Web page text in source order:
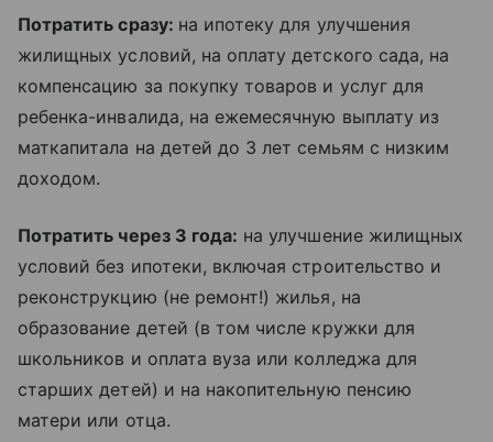
Потратить сразу: на ипотеку для улучшения
жилищных условий, на оплату детского сада, на
компенсацию за покупку товаров и услуг для
ребенка-инвалида, на ежемесячную выплату из
маткапитала на детей до 3 лет семьям с низким
доходом.
Потратить через 3 года: на улучшение жилищных
условий без ипотеки, включая строительство и
реконструкцию (не ремонт!) жилья, на
образование детей (в том числе кружки для
школьников и оплата вуза или колледжа для
старших детей) и на накопительную пенсию
матери или отца.